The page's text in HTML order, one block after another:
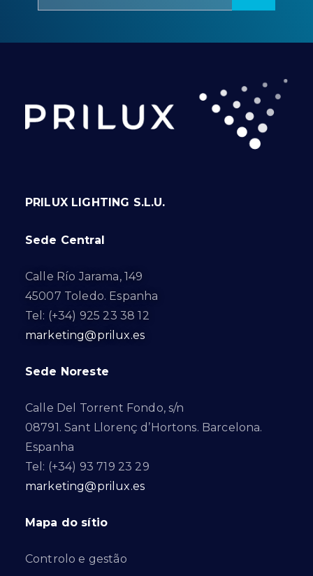
PRILUX LIGHTING S.L.U.
Sede Central
Calle Río Jarama, 149
45007 Toledo. Espanha
Tel: (+34) 925 23 38 12
marketing@prilux.es
Sede Noreste
Calle Del Torrent Fondo, s/n
08791. Sant Llorenç d’Hortons. Barcelona.
Espanha
Tel: (+34) 93 719 23 29
marketing@prilux.es
Mapa do sítio
Controlo e gestão